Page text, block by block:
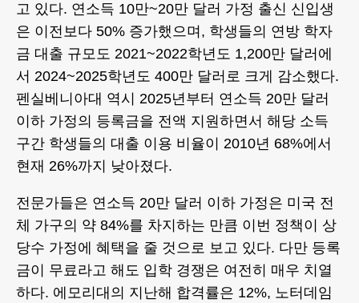
고 있다. 연소득 10만~20만 달러 가정 출신 신입생
은 이전보다 50% 증가했으며, 학생들의 연방 학자
금 대출 규모도 2021~2022학년도 1,200만 달러에
서 2024~2025학년도 400만 달러로 크게 감소했다.
펜실베니아대 역시 2025년부터 연소득 20만 달러
이하 가정의 등록금을 전액 지원하면서 해당 소득
구간 학생들의 대출 이용 비율이 2010년 68%에서
현재 26%까지 낮아졌다.
전문가들은 연소득 20만 달러 이하 가정은 미국 전
체 가구의 약 84%를 차지하는 만큼 이번 정책이 상
당수 가정에 혜택을 줄 것으로 보고 있다. 다만 등록
금이 무료라고 해도 입학 경쟁은 여전히 매우 치열
하다. 에모리대의 지난해 합격률은 12%, 노터데임